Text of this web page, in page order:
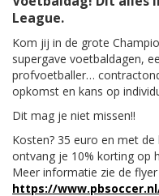
League.
Kom jij in de grote
supergave voetbaldagen,
profvoetballer…
opkomst en kans op
Dit mag je niet missen‼️
Kosten? 35 euro en met
ontvang je 10% korting op
Meer informatie zie de
https://